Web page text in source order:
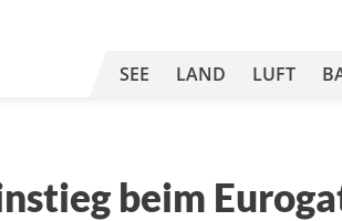
SEE LAND LUFT
beim